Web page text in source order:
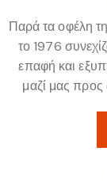
Παρά τα οφέλη
το 1976
επαφή και
μαζί μας